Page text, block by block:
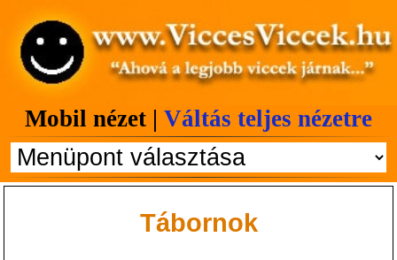
Mobil nézet | Váltás teljes nézetre
Tábornok